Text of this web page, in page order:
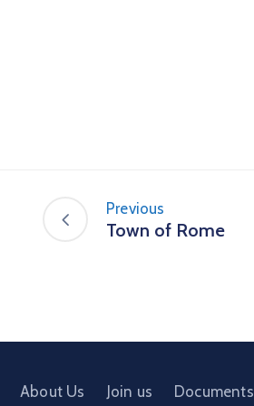
Previous
Town of Rome
About Us Join us Documents